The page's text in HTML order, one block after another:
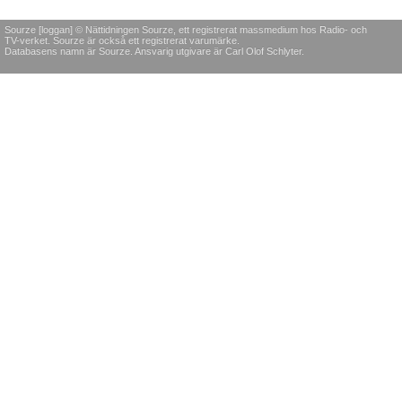
Sourze [loggan] © Nättidningen Sourze, ett registrerat massmedium hos Radio- och
TV-verket. Sourze är också ett registrerat varumärke.
Databasens namn är Sourze. Ansvarig utgivare är Carl Olof Schlyter.